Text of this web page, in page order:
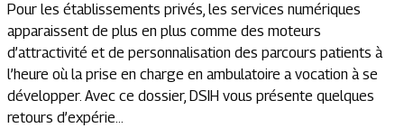
Pour les établissements privés, les services numériques
apparaissent de plus en plus comme des moteurs
d’attractivité et de personnalisation des parcours patients à
l’heure où la prise en charge en ambulatoire a vocation à se
développer. Avec ce dossier, DSIH vous présente quelques
retours d’expérie...